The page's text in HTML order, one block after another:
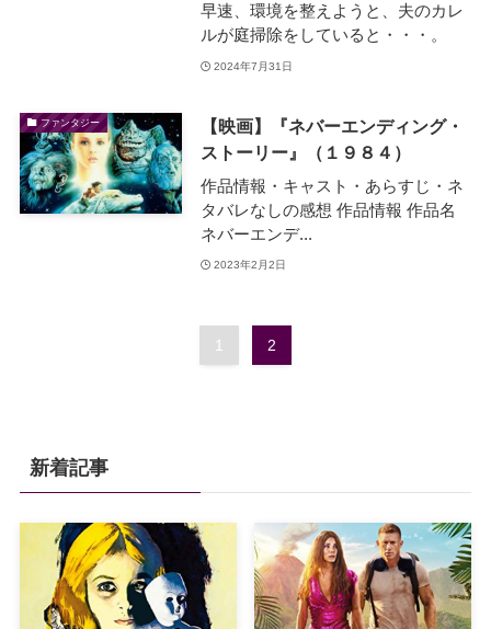
早速、環境を整えようと、夫のカレ
ルが庭掃除をしていると・・・。
2024年7月31日
ファンタジー
【映画】『ネバーエンディング・
ストーリー』（１９８４）
作品情報・キャスト・あらすじ・ネ
タバレなしの感想 作品情報 作品名
ネバーエンデ...
2023年2月2日
1 2
新着記事